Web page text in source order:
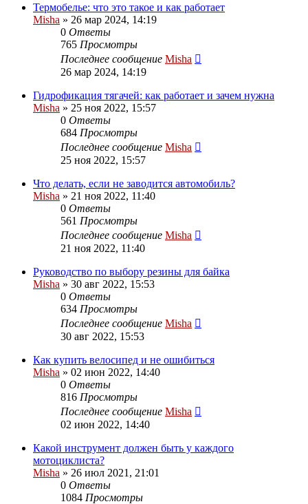
Термобелье: что это такое и как работает
Misha » 26 мар 2024, 14:19
0 Ответы
765 Просмотры
Последнее сообщение Misha
26 мар 2024, 14:19
Гидрофикация тягачей: как работает и зачем нужна
Misha » 25 ноя 2022, 15:57
0 Ответы
684 Просмотры
Последнее сообщение Misha
25 ноя 2022, 15:57
Что делать, если не заводится автомобиль?
Misha » 21 ноя 2022, 11:40
0 Ответы
561 Просмотры
Последнее сообщение Misha
21 ноя 2022, 11:40
Руководство по выбору резины для байка
Misha » 30 авг 2022, 15:53
0 Ответы
634 Просмотры
Последнее сообщение Misha
30 авг 2022, 15:53
Как купить велосипед и не ошибиться
Misha » 02 июн 2022, 14:40
0 Ответы
816 Просмотры
Последнее сообщение Misha
02 июн 2022, 14:40
Какой инструмент должен быть у каждого
мотоциклиста?
Misha » 26 июл 2021, 21:01
0 Ответы
1084 Просмотры